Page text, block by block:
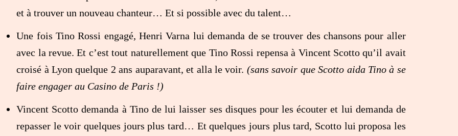
et à trouver un nouveau chanteur… Et si possible avec du talent…
Une fois Tino Rossi engagé, Henri Varna lui demanda de se trouver des chansons pour aller
avec la revue. Et c’est tout naturellement que Tino Rossi repensa à Vincent Scotto qu’il avait
croisé à Lyon quelque 2 ans auparavant, et alla le voir. (sans savoir que Scotto aida Tino à se
faire engager au Casino de Paris !)
Vincent Scotto demanda à Tino de lui laisser ses disques pour les écouter et lui demanda de
repasser le voir quelques jours plus tard… Et quelques jours plus tard, Scotto lui proposa les